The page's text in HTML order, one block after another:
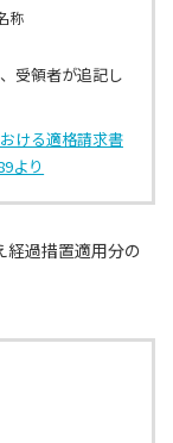
称
受領者が追記し
ける適格請求書
より
経過措置適用分の